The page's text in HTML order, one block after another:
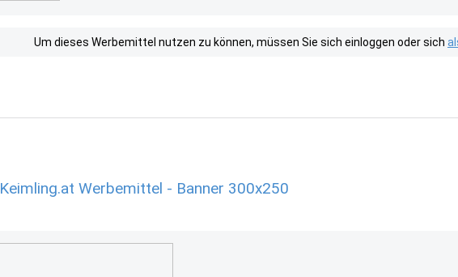
Um dieses Werbemittel nutzen zu können, müssen Sie sich einloggen oder sich
Keimling.at Werbemittel - Banner 300x250